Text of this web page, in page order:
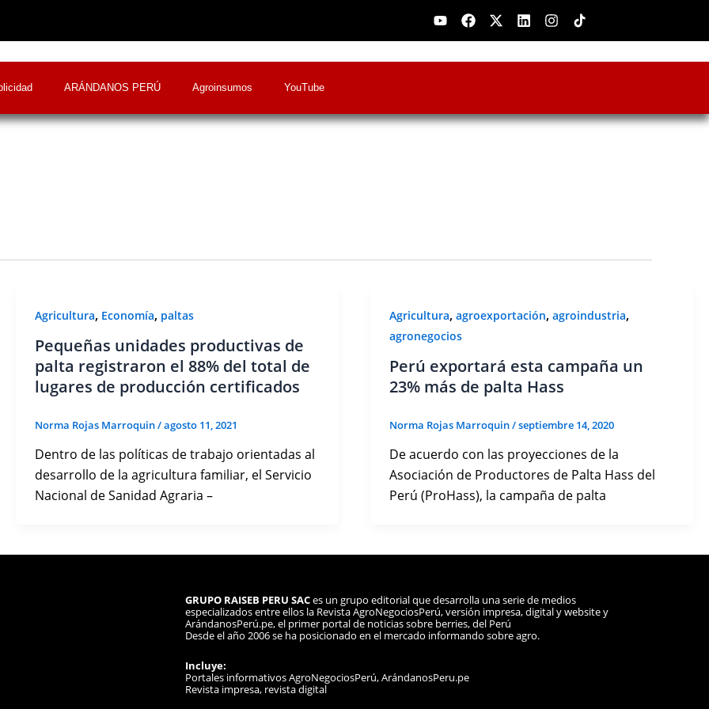
YoutubeFacebook
X-
twitter
LinkedinInstagram
ARÁNDANOS PERÚ Agroinsumos YouTube
Agricultura, Economía, paltas
Pequeñas unidades productivas de
palta registraron el 88% del total de
lugares de producción certificados
Norma Rojas Marroquin/agosto 11, 2021
Dentro de las políticas de trabajo orientadas al
desarrollo de la agricultura familiar, el Servicio
Nacional de Sanidad Agraria –
Agricultura, agroexportación, agroindustria,
agronegocios
Perú exportará esta campaña un
23% más de palta Hass
Norma Rojas Marroquin/septiembre 14, 2020
De acuerdo con las proyecciones de la
Asociación de Productores de Palta Hass del
Perú (ProHass), la campaña de palta
GRUPO RAISEB PERU SACes un grupo editorial que desarrolla una serie de medios
especializados entre ellos la Revista AgroNegociosPerú, versión impresa, digital y website y
ArándanosPerú.pe, el primer portal de noticias sobre berries, del Perú
Desde el año 2006 se ha posicionado en el mercado informando sobre agro.
Incluye:
Portales informativos AgroNegociosPerú, ArándanosPeru.pe
Revista impresa, revista digital